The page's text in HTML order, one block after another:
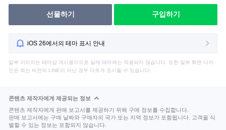
선물하기 구입하기
iOS 26에서의 테마 표시 안내
일부 이미지는 테마샵 게시용이므로 실제 테마에는 적용되지 않습니다. 또한 일부 화면 디자
인은 최신 버전의 LINE이 아닌 경우 다르게 표시될 수 있습니다.
콘텐츠 제작자에게 제공되는 정보
콘텐츠 제작자에게 판매 보고서를 제공하기 위해 구매 정보를 수집합니다.
판매 보고서에는 구매 날짜와 구매자의 국가 또는 지역 정보가 포함됩니다. 고객을 식
별할 수 있는 정보는 포함되지 않습니다.